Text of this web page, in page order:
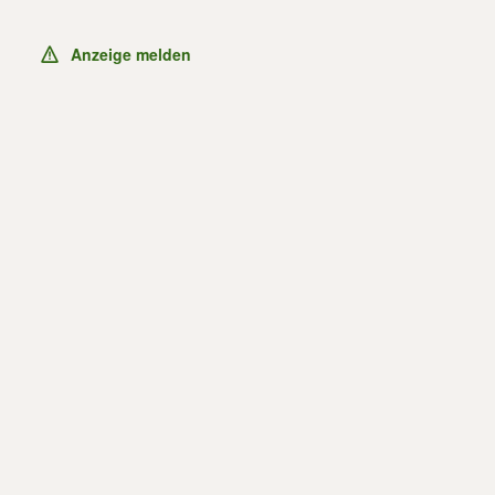
Anzeige melden